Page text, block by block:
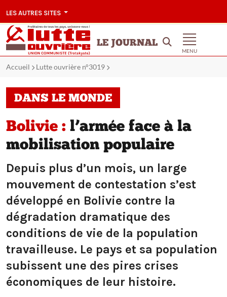
LES AUTRES SITES
LE JOURNAL
MENU
Accueil Lutte ouvrière n°3019
DANS LE MONDE
Bolivie : l’armée face à la
mobilisation populaire
Depuis plus d’un mois, un large
mouvement de contestation s’est
développé en Bolivie contre la
dégradation dramatique des
conditions de vie de la population
travailleuse. Le pays et sa population
subissent une des pires crises
économiques de leur histoire.